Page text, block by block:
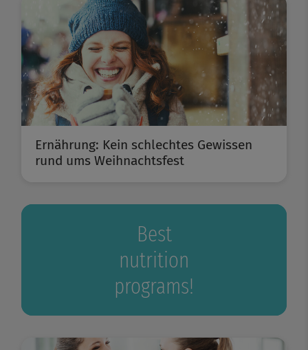
Ernährung: Kein schlechtes Gewissen
rund ums Weihnachtsfest
Best
nutrition
programs!